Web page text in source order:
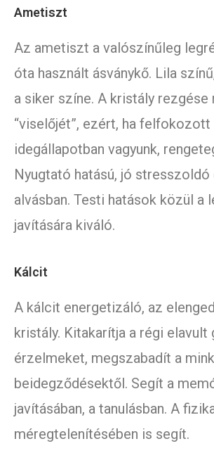
Ametiszt
Az ametiszt a valószínűleg
óta használt ásványkő. Lila
a siker színe. A kristály rezgése
“viselőjét”, ezért, ha felfokozott
idegállapotban vagyunk,
Nyugtató hatású, jó stresszoldó
alvásban. Testi hatások közül a
javítására kiváló.
Kálcit
A kálcit energetizáló, az
kristály. Kitakarítja a régi elavult
érzelmeket, megszabadít a
beidegződésektől. Segít a
javításában, a tanulásban. A
méregtelenítésében is segít.